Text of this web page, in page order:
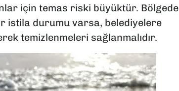
için temas riski büyüktür. Bölgede
istila durumu varsa, belediyelere
temizlenmeleri sağlanmalıdır.